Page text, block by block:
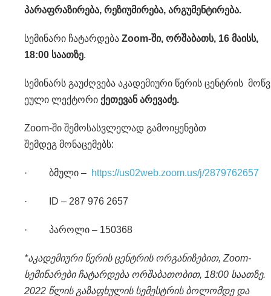
პარაფრაზირება, რეზიუმირება, არგუმენტირება.
სემინარი ჩატარდება Zoom-ში, ორშაბათს, 16 მაისს,
18:00 საათზე.
სემინარს გაუძღვება აკადემიური წერის ცენტრის მოწვ
ეული ლექტორი ქეთევან არევაძე.
Zoom-ში შემოსასვლელად გამოიყენებთ
შემდეგ მონაცემებს:
· ბმული – https://us02web.zoom.us/j/2879762657
· ID – 287 976 2657
· პაროლი – 150368
*აკადემიური წერის ცენტრის ორგანიზებით, Zoom-
სემინარები ჩატარდება ორშაბათობით, 18:00 საათზე.
2022 წლის გაზაფხულის სემესტრის ბოლომდე და